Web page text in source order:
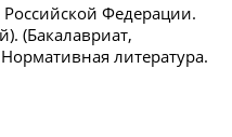
Федерации.
(Бакалавриат,
литература.